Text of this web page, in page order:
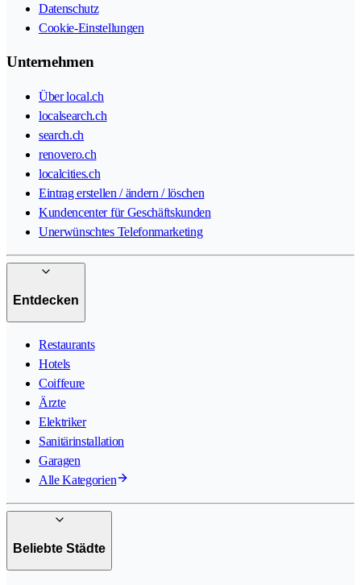
Datenschutz
Cookie-Einstellungen
Unternehmen
Über local.ch
localsearch.ch
search.ch
renovero.ch
localcities.ch
Eintrag erstellen / ändern / löschen
Kundencenter für Geschäftskunden
Unerwünschtes Telefonmarketing
Entdecken
Restaurants
Hotels
Coiffeure
Ärzte
Elektriker
Sanitärinstallation
Garagen
Alle Kategorien
Beliebte Städte